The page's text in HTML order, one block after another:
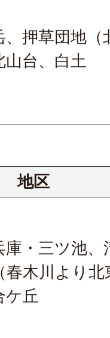
押草団地（
山台、白土
地区
・三ツ池、
木川より北
ケ丘